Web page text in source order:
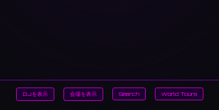
DJを表示 会場を表示 Search World Tours